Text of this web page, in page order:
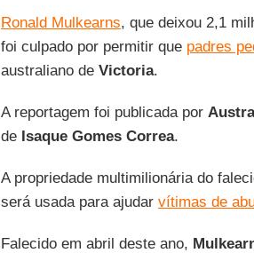
Ronald Mulkearns, que deixou 2,1
foi culpado por permitir que padres
australiano de Victoria.
A reportagem foi publicada por
deIsaque Gomes Correa.
A propriedade multimilionária do
será usada para ajudar vítimas de
Falecido em abril deste ano,